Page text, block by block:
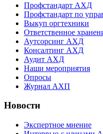
Профстандарт АХД
Профстандарт по
Выкуп оргтехники
Ответственное
Аутсорсинг АХД
Консалтинг АХД
Аудит АХД
Наши мероприятия
Опросы
Журнал АХП
Новости
Экспертное мнение